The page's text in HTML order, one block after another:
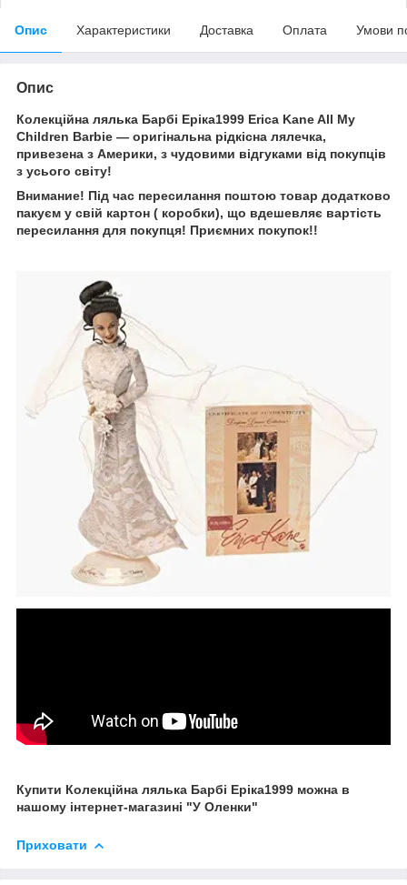
Опис Характеристики Доставка Оплата Умови
Опис
Колекційна лялька Барбі Еріка1999 Erica Kane All My
Children Barbie — оригінальна рідкісна лялечка,
привезена з Америки, з чудовими відгуками від покупців
з усього світу!
Внимание! Під час пересилання поштою товар додатково
пакуєм у свій картон ( коробки), що вдешевляє вартість
пересилання для покупця! Приємних покупок!!
Купити Колекційна лялька Барбі Еріка1999 можна в
нашому інтернет-магазині "У Оленки"
Приховати